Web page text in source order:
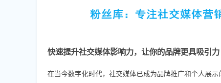
快速提升社交媒体影响力，让你的品牌更具吸引力
在当今数字化时代，社交媒体已成为品牌推广和个人展